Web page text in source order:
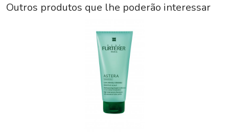
Outros produtos que lhe poderão interessar